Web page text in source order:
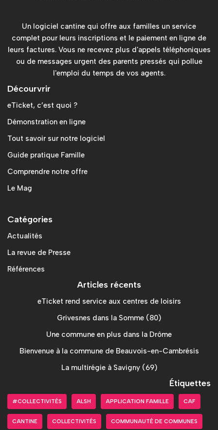
Un logiciel cantine qui offre aux familles un service
complet pour leurs inscriptions et le paiement en ligne de
leurs factures. Vous ne recevez plus d'appels téléphoniques
ou de messages urgent des parents pressés qui pollue
l'emploi du temps de vos agents.
Décourvrir
eTicket, c’est quoi ?
Démonstration en ligne
Tout savoir sur notre logiciel
Guide pratique Famille
Comprendre notre offre
Le Mag
Catégories
Actualités
La revue de Presse
Références
Articles récents
eTicket rend service aux centres de loisirs
Grivesnes dans la Somme (80)
Une commune en plus dans la Drôme
Bienvenue à la commune de Beauvois-en-Cambrésis
La multirégie à Savigny (69)
Étiquettes
#COLLECTIVITÉS ALSH APPLICATION FAMILLE CAF
CANTINE COLLECTIVITÉS COMMUNAUTÉ DE COMMUNES